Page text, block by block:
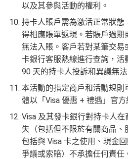
以及其參與活動的權利。
持卡人賬戶需為激活正常狀
得相應賬單返現。若賬戶過
無法入賬。客戶若對某筆交
卡銀行客服熱線進行查詢，活
90 天的持卡人投訴和異議無法
本活動的指定商戶和活動規
體以「Visa 優惠 + 禮遇」官方
Visa 及其發卡銀行對持卡人
失（包括但不限於有關商品、
包括與 Visa 卡之使用、現金
爭議或索賠）不承擔任何責任